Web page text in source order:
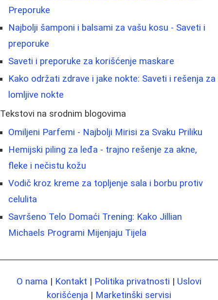
Preporuke
Najbolji šamponi i balsami za vašu kosu - Saveti i
preporuke
Saveti i preporuke za korišćenje maskare
Kako održati zdrave i jake nokte: Saveti i rešenja za
lomljive nokte
Tekstovi na srodnim blogovima
Omiljeni Parfemi - Najbolji Mirisi za Svaku Priliku
Hemijski piling za leđa - trajno rešenje za akne,
fleke i nečistu kožu
Vodič kroz kreme za topljenje sala i borbu protiv
celulita
Savršeno Telo Domaći Trening: Kako Jillian
Michaels Programi Mijenjaju Tijela
O nama | Kontakt | Politika privatnosti | Uslovi
korišćenja | Marketinški servisi